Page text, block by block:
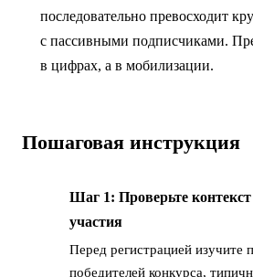
последовательно превосходит
с пассивными подписчиками.
в цифрах, а в мобилизации.
Пошаговая инструкция
Шаг 1: Проверьте контекст
участия
Перед регистрацией изучите
победителей конкурса,